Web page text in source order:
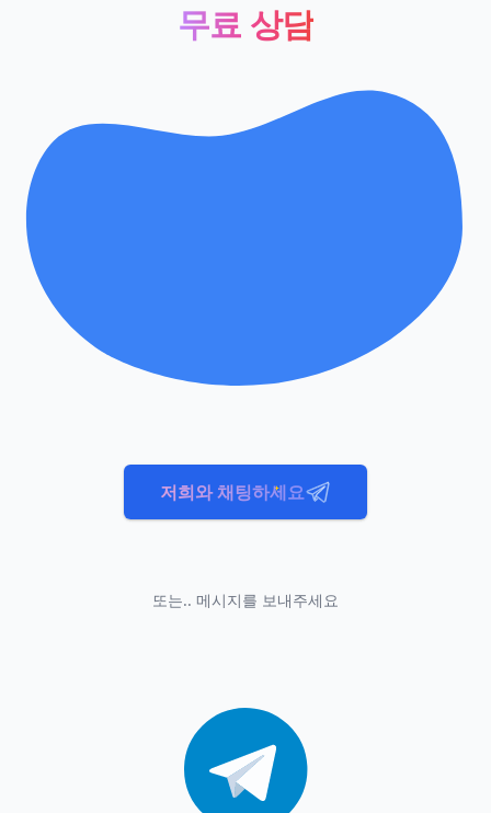
무료 상담
저희와 채팅하세요
또는.. 메시지를 보내주세요